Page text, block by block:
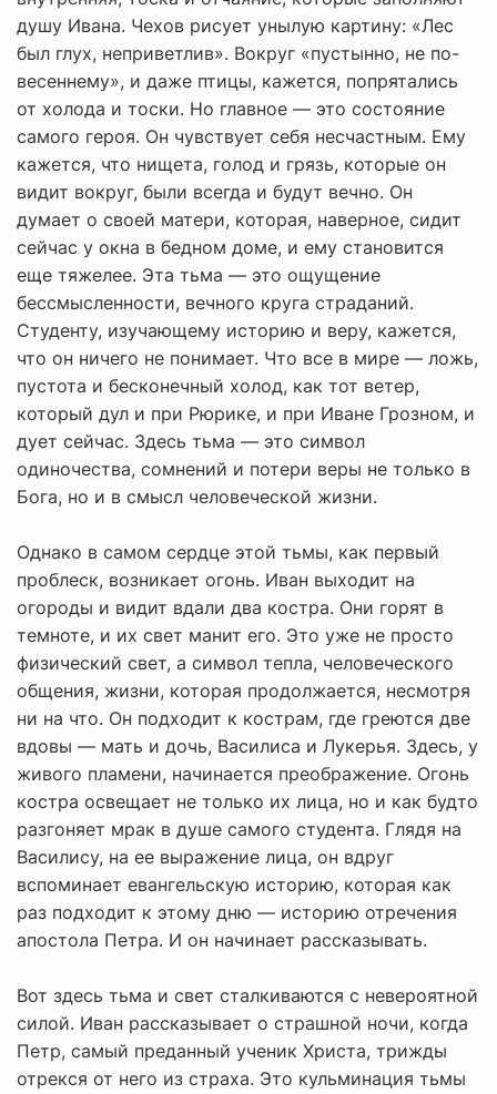
душу Ивана. Чехов рисует унылую картину: «Лес
был глух, неприветлив». Вокруг «пустынно, не по-
весеннему», и даже птицы, кажется, попрятались
от холода и тоски. Но главное — это состояние
самого героя. Он чувствует себя несчастным. Ему
кажется, что нищета, голод и грязь, которые он
видит вокруг, были всегда и будут вечно. Он
думает о своей матери, которая, наверное, сидит
сейчас у окна в бедном доме, и ему становится
еще тяжелее. Эта тьма — это ощущение
бессмысленности, вечного круга страданий.
Студенту, изучающему историю и веру, кажется,
что он ничего не понимает. Что все в мире — ложь,
пустота и бесконечный холод, как тот ветер,
который дул и при Рюрике, и при Иване Грозном, и
дует сейчас. Здесь тьма — это символ
одиночества, сомнений и потери веры не только в
Бога, но и в смысл человеческой жизни.
Однако в самом сердце этой тьмы, как первый
проблеск, возникает огонь. Иван выходит на
огороды и видит вдали два костра. Они горят в
темноте, и их свет манит его. Это уже не просто
физический свет, а символ тепла, человеческого
общения, жизни, которая продолжается, несмотря
ни на что. Он подходит к кострам, где греются две
вдовы — мать и дочь, Василиса и Лукерья. Здесь, у
живого пламени, начинается преображение. Огонь
костра освещает не только их лица, но и как будто
разгоняет мрак в душе самого студента. Глядя на
Василису, на ее выражение лица, он вдруг
вспоминает евангельскую историю, которая как
раз подходит к этому дню — историю отречения
апостола Петра. И он начинает рассказывать.
Вот здесь тьма и свет сталкиваются с невероятной
силой. Иван рассказывает о страшной ночи, когда
Петр, самый преданный ученик Христа, трижды
отрекся от него из страха. Это кульминация тьмы